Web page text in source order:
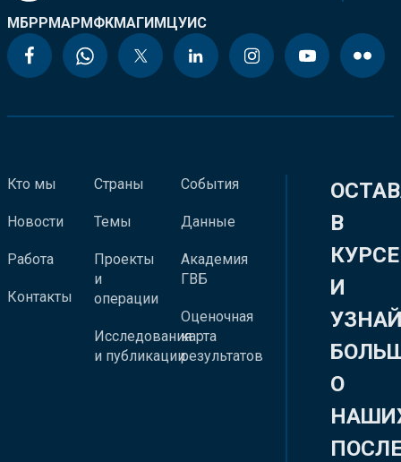
МБРРМАРМФКМАГИМЦУИС
Кто мы
Новости
Работа
Контакты
Страны
Темы
Проекты
и
операции
Исследования
и публикации
События
Данные
Академия
ГВБ
Оценочная
карта
результатов
В
КУРСЕ
И
О